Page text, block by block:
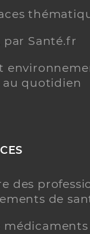
par Santé.fr
au quotidien
des
de
médicaments